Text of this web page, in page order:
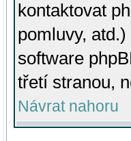
kontaktovat
pomluvy,
software
třetí stranou,
Návrat nahoru